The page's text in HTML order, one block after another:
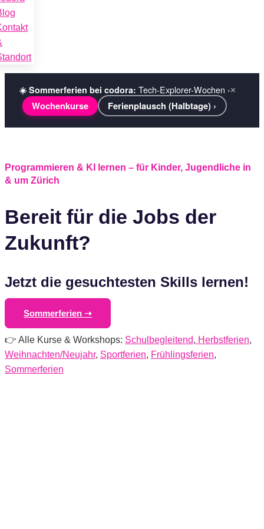
☀️ Sommerferien bei codora: Tech-Explorer-Wochen ›
Wochenkurse Ferienplausch (Halbtage) ›
×
Programmieren & KI lernen – für Kinder, Jugendliche in
& um Zürich
Bereit für die Jobs der
Zukunft?
Jetzt die gesuchtesten Skills lernen!
Sommerferien ➝
👉 Alle Kurse & Workshops: Schulbegleitend, Herbstferien,
Weihnachten/Neujahr, Sportferien, Frühlingsferien,
Sommerferien